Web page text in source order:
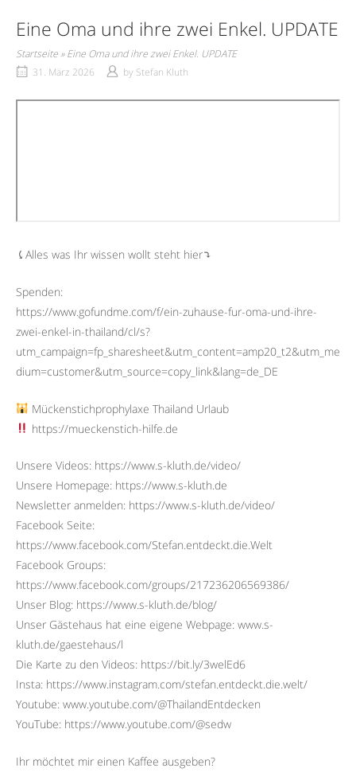
Eine Oma und ihre zwei Enkel. UPDATE
Startseite »Eine Oma und ihre zwei Enkel. UPDATE
31. März 2026
by Stefan Kluth
⤹Alles was Ihr wissen wollt steht hier⤵︎
Spenden:
https://www.gofundme.com/f/ein-zuhause-fur-oma-und-ihre-
zwei-enkel-in-thailand/cl/s?
utm_campaign=fp_sharesheet&utm_content=amp20_t2&utm_me
dium=customer&utm_source=copy_link&lang=de_DE
Mückenstichprophylaxe Thailand Urlaub
https://mueckenstich-hilfe.de
Unsere Videos: https://www.s-kluth.de/video/
Unsere Homepage: https://www.s-kluth.de
Newsletter anmelden: https://www.s-kluth.de/video/
Facebook Seite:
https://www.facebook.com/Stefan.entdeckt.die.Welt
Facebook Groups:
https://www.facebook.com/groups/217236206569386/
Unser Blog: https://www.s-kluth.de/blog/
Unser Gästehaus hat eine eigene Webpage: www.s-
kluth.de/gaestehaus/l
Die Karte zu den Videos: https://bit.ly/3welEd6
Insta: https://www.instagram.com/stefan.entdeckt.die.welt/
Youtube: www.youtube.com/@ThailandEntdecken
YouTube: https://www.youtube.com/@sedw
Ihr möchtet mir einen Kaffee ausgeben?